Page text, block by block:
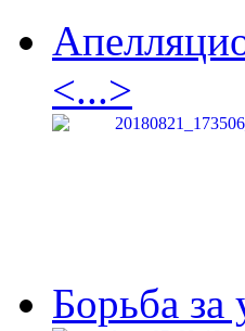
<...>
Борьба